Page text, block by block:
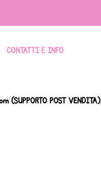
CONTATTI E INFO
(SUPPORTO POST VENDITA)